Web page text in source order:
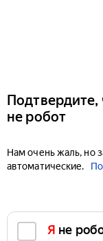
Подтвердите,
не робот
Нам очень жаль, но
автоматические.
Я не